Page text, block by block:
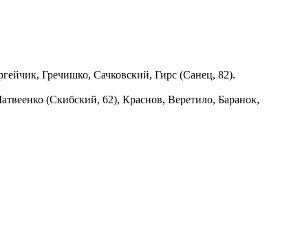
Гречишко, Сачковский, Гирс (Санец, 82).
(Скибский, 62), Краснов, Веретило, Баранок,